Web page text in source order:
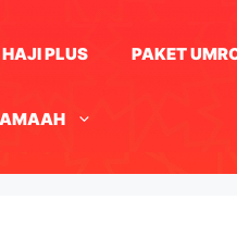
HAJI PLUS PAKET